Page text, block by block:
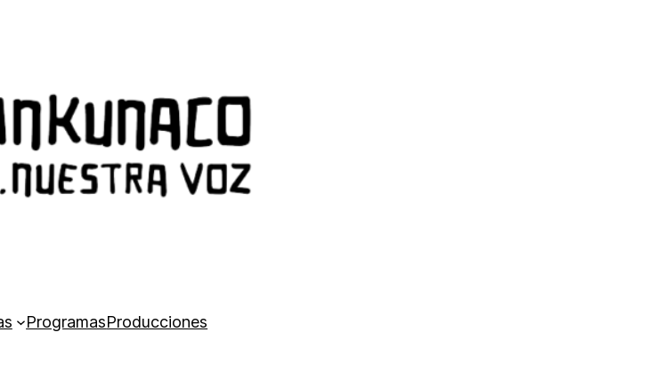
ProgramasProducciones